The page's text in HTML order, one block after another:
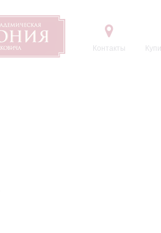
Контакты